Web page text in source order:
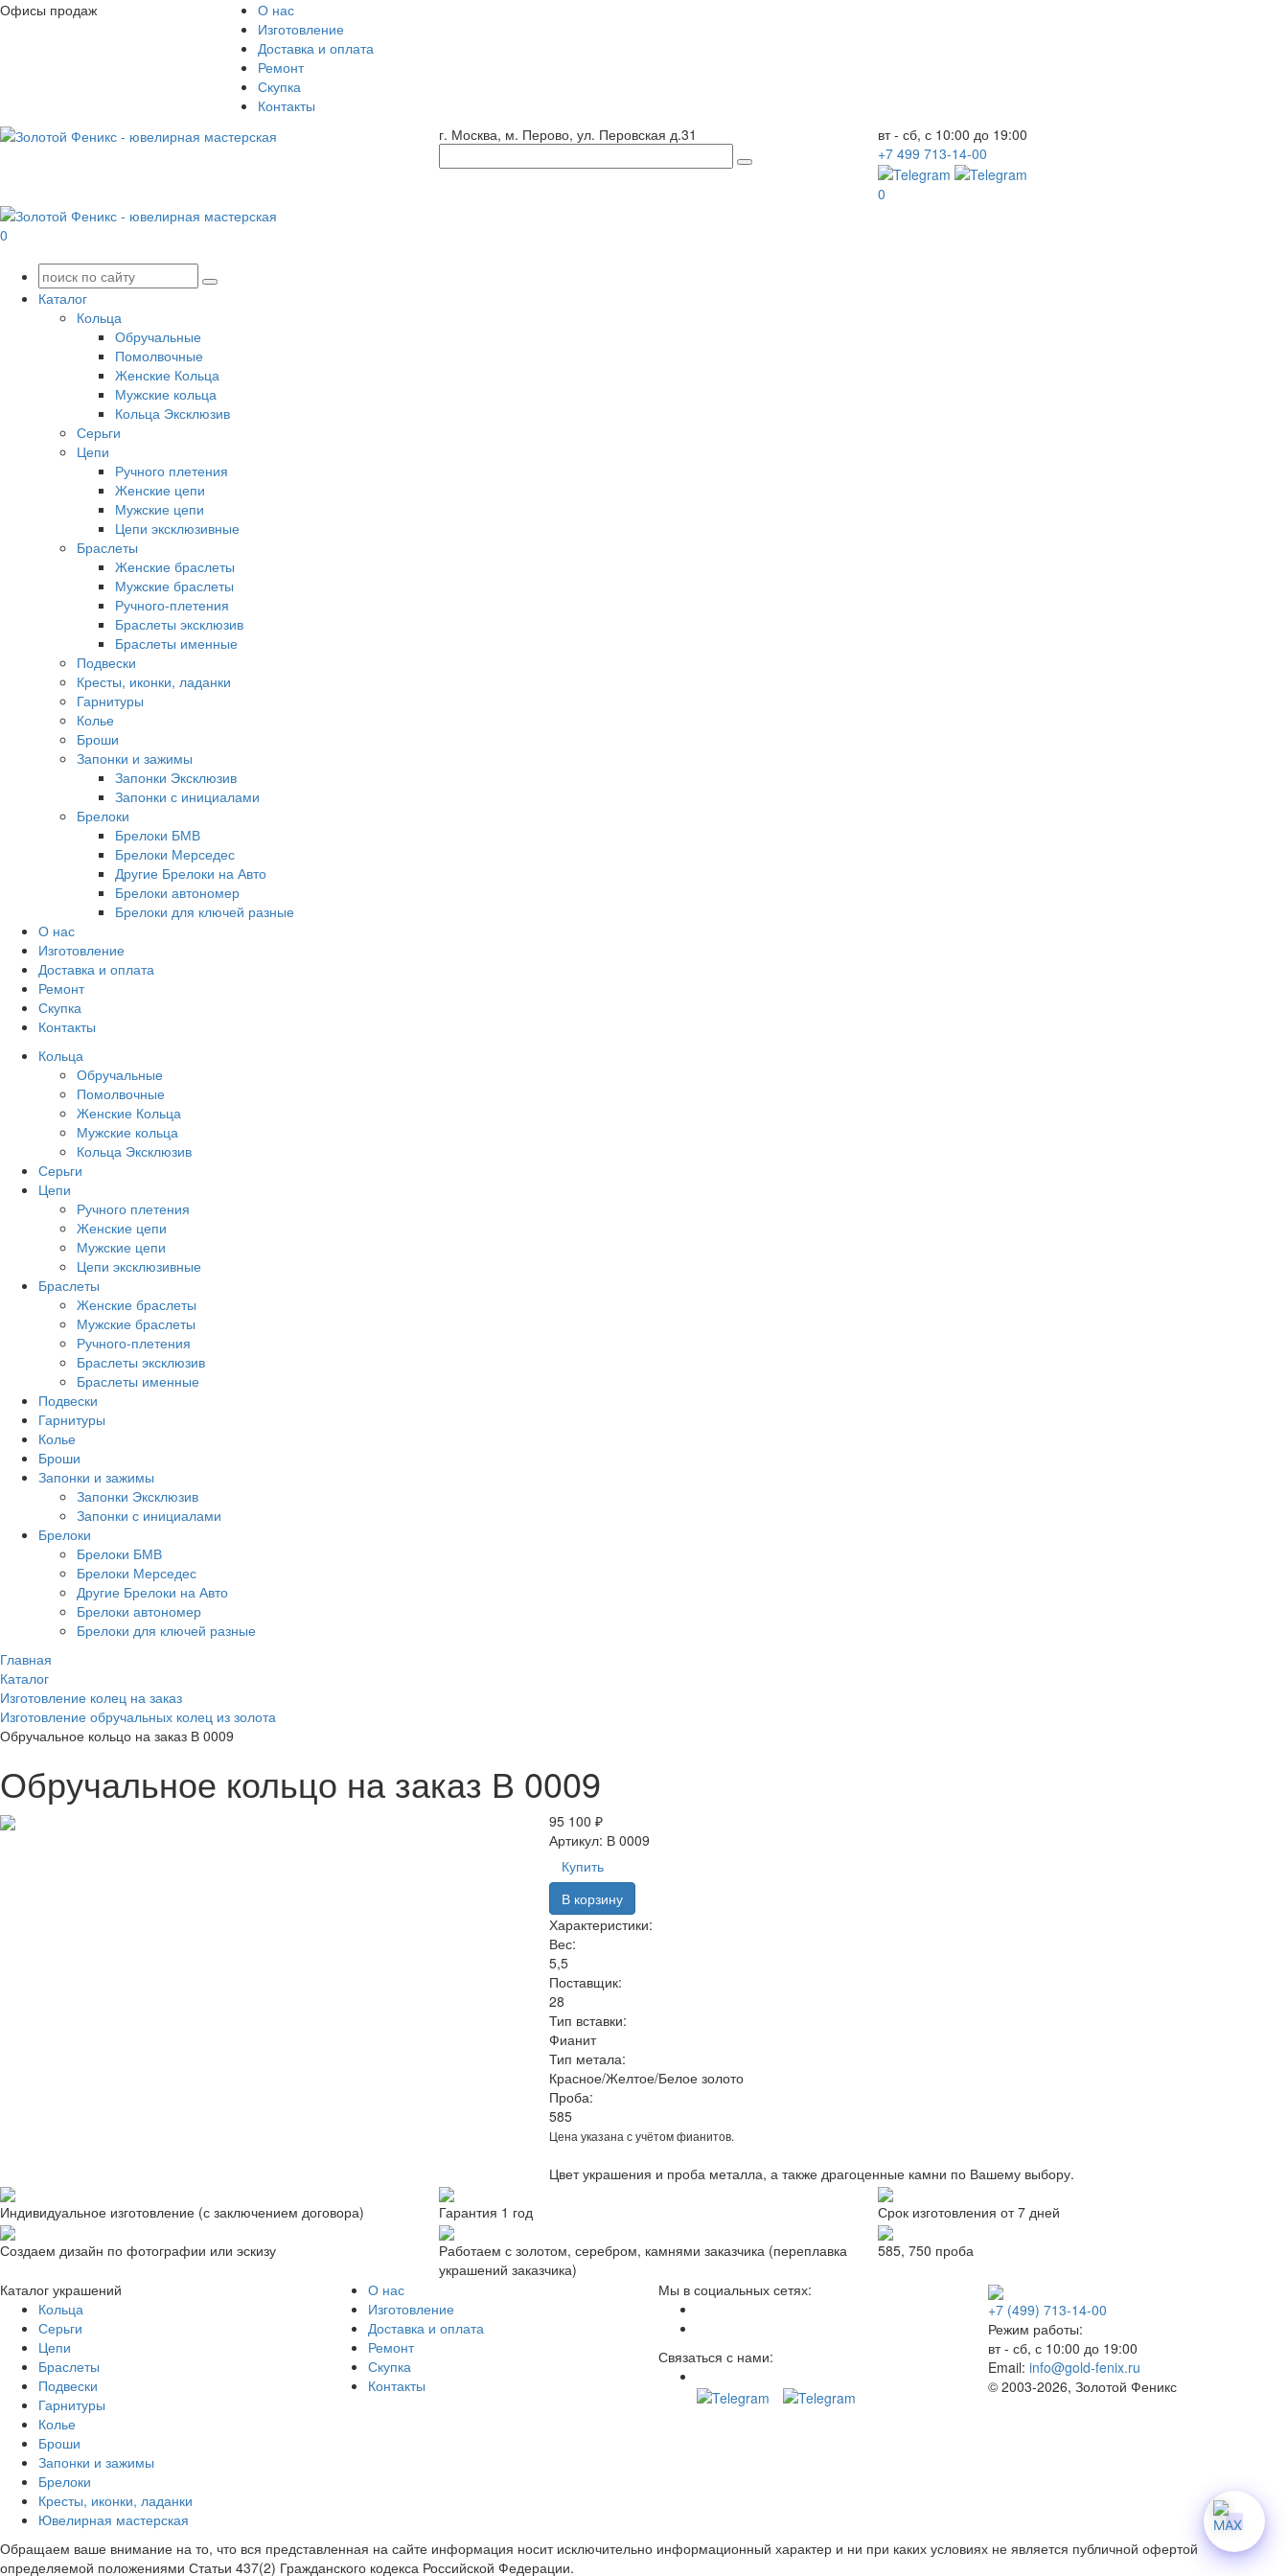
Офисы продаж
О нас
Изготовление
Доставка и оплата
Ремонт
Скупка
Контакты
г. Москва, м. Перово, ул. Перовская д.31
вт - сб, с 10:00 до 19:00
+7 499 713-14-00
0
0
Каталог
Кольца
Обручальные
Помолвочные
Женские Кольца
Мужские кольца
Кольца Эксклюзив
Серьги
Цепи
Ручного плетения
Женские цепи
Мужские цепи
Цепи эксклюзивные
Браслеты
Женские браслеты
Мужские браслеты
Ручного-плетения
Браслеты эксклюзив
Браслеты именные
Подвески
Кресты, иконки, ладанки
Гарнитуры
Колье
Броши
Запонки и зажимы
Запонки Эксклюзив
Запонки с инициалами
Брелоки
Брелоки БМВ
Брелоки Мерседес
Другие Брелоки на Авто
Брелоки автономер
Брелоки для ключей разные
О нас
Изготовление
Доставка и оплата
Ремонт
Скупка
Контакты
Кольца
Обручальные
Помолвочные
Женские Кольца
Мужские кольца
Кольца Эксклюзив
Серьги
Цепи
Ручного плетения
Женские цепи
Мужские цепи
Цепи эксклюзивные
Браслеты
Женские браслеты
Мужские браслеты
Ручного-плетения
Браслеты эксклюзив
Браслеты именные
Подвески
Гарнитуры
Колье
Броши
Запонки и зажимы
Запонки Эксклюзив
Запонки с инициалами
Брелоки
Брелоки БМВ
Брелоки Мерседес
Другие Брелоки на Авто
Брелоки автономер
Брелоки для ключей разные
Главная
Каталог
Изготовление колец на заказ
Изготовление обручальных колец из золота
Обручальное кольцо на заказ В 0009
Обручальное кольцо на заказ В 0009
95 100 ₽
Артикул: В 0009
Купить
В корзину
Характеристики:
Вес:
5,5
Поставщик:
28
Тип вставки:
Фианит
Тип метала:
Красное/Желтое/Белое золото
Проба:
585
Цена указана с учётом фианитов.
Цвет украшения и проба металла, а также драгоценные камни по Вашему выбору.
Индивидуальное изготовление (с заключением договора) Гарантия 1 год Срок изготовления от 7 дней
Создаем дизайн по фотографии или эскизу
Работаем с золотом, серебром, камнями заказчика (переплавка
украшений заказчика)
585, 750 проба
Каталог украшений
Кольца
Серьги
Цепи
Браслеты
Подвески
Гарнитуры
Колье
Броши
Запонки и зажимы
Брелоки
Кресты, иконки, ладанки
Ювелирная мастерская
О нас
Изготовление
Доставка и оплата
Ремонт
Скупка
Контакты
Мы в социальных сетях:
Связаться с нами:
+7 (499) 713-14-00
Режим работы:
вт - сб, с 10:00 до 19:00
Email: info@gold-fenix.ru
© 2003-2026, Золотой Феникс
Обращаем ваше внимание на то, что вся представленная на сайте информация носит исключительно информационный характер и ни при каких условиях не является публичной офертой
определяемой положениями Статьи 437(2) Гражданского кодекса Российской Федерации.